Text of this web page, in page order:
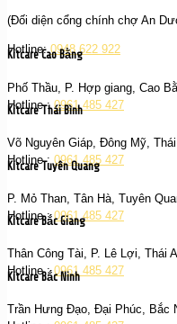
(Đối diện cổng chính chợ An
Hotline:0948 622 922
Kitcare Cao Bằng
Phố Thầu, P. Hợp giang, Cao
Hotline :0961 485 427
Kitcare Thái Bình
Võ Nguyên Giáp, Đông Mỹ,
Hotline :0961 485 427
Kitcare Tuyên Quang
P. Mỏ Than, Tân Hà, Tuyên
Hotline :0961 485 427
Kitcare Bắc Giang
Thân Công Tài, P. Lê Lợi, Thái
Hotline :0961 485 427
Kitcare Bắc Ninh
Trần Hưng Đạo, Đại Phúc, Bắc